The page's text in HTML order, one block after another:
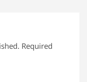
Required